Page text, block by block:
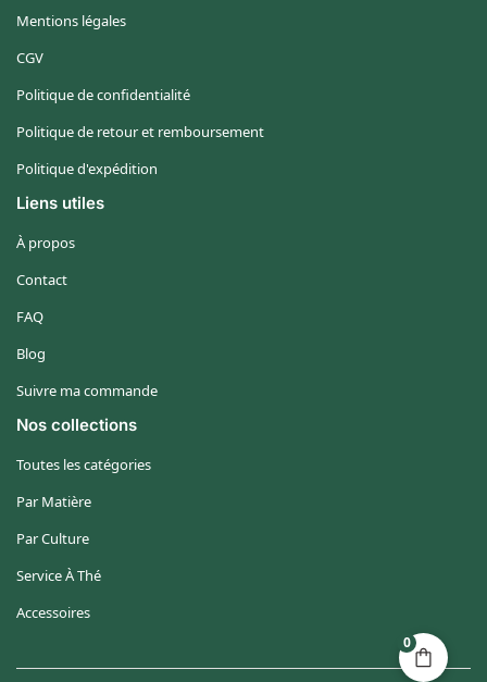
0
Mentions légales
CGV
Politique de confidentialité
Politique de retour et remboursement
Politique d'expédition
Liens utiles
À propos
Contact
FAQ
Blog
Suivre ma commande
Nos collections
Toutes les catégories
Par Matière
Par Culture
Service À Thé
Accessoires